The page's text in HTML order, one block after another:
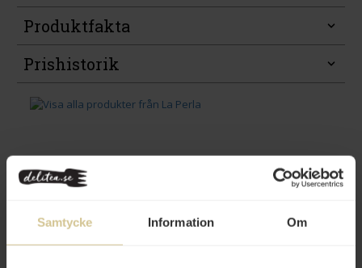
Samtycke Information Om
Produktfakta
Prishistorik